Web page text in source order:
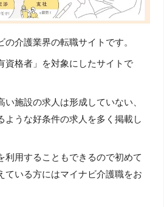
介護業界の転職サイトです。
資格者」を対象にしたサイトで
い施設の求人は形成していない、
ような好条件の求人を多く掲載し
利用することもできるので初めて
ている方にはマイナビ介護職をお